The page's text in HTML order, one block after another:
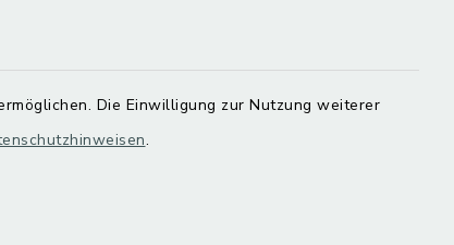
Die Einwilligung zur Nutzung weiterer
.